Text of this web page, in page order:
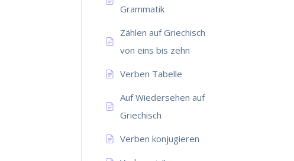
Grammatik
Zählen auf Griechisch
von eins bis zehn
Verben Tabelle
Auf Wiedersehen auf
Griechisch
Verben konjugieren